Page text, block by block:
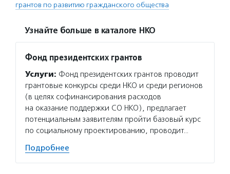
грантов по развитию гражданского общества
Узнайте больше в каталоге НКО
Фонд президентских грантов
Услуги: Фонд президентских грантов проводит
грантовые конкурсы среди НКО и среди регионов
(в целях софинансирования расходов
на оказание поддержки СО НКО), предлагает
потенциальным заявителям пройти базовый курс
по социальному проектированию, проводит…
Подробнее